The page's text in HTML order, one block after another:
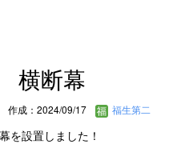
横断幕
作成：2024/09/17
福生第二
を設置しました！